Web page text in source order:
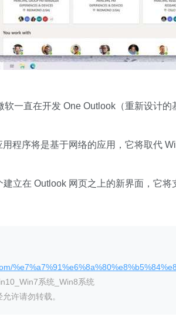
软一直在开发 One Outlook（重新设计
用程序将是基于网络的应用，它将取代
立在 Outlook 网页之上的新界面，它将
系统_Win8系统
许请勿转载。